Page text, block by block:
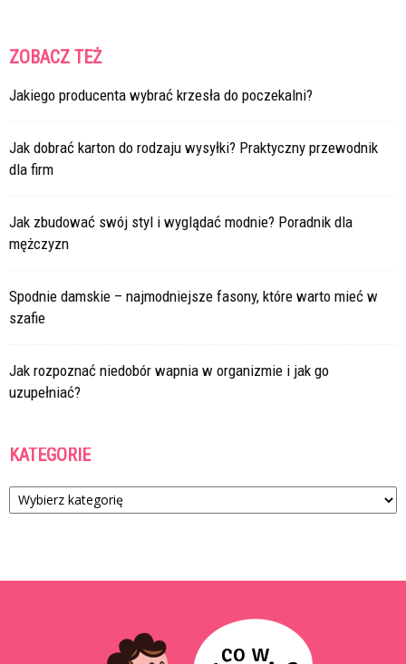
ZOBACZ TEŻ
Jakiego producenta wybrać krzesła do poczekalni?
Jak dobrać karton do rodzaju wysyłki? Praktyczny przewodnik
dla firm
Jak zbudować swój styl i wyglądać modnie? Poradnik dla
mężczyzn
Spodnie damskie – najmodniejsze fasony, które warto mieć w
szafie
Jak rozpoznać niedobór wapnia w organizmie i jak go
uzupełniać?
KATEGORIE
Kategorie